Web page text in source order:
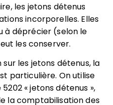
les jetons détenus
incorporelles. Elles
à déprécier (selon le
les conserver.
les jetons détenus, la
particulière. On utilise
« jetons détenus »,
la comptabilisation des